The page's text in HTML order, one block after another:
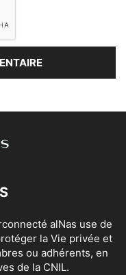
alNas use de
la Vie privée et
ou adhérents, en
de la CNIL.